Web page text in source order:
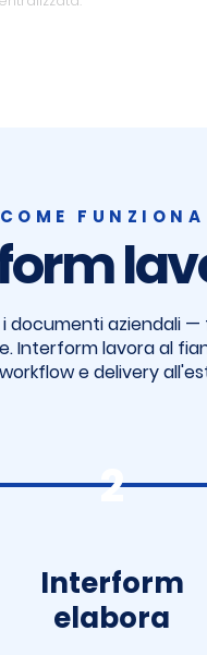
COME FUNZIONA
i documenti aziendali
Interform lavora al
e delivery
2
Interform
elabora